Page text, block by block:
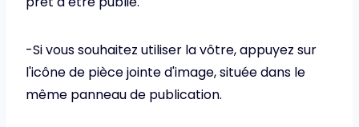
-Si vous souhaitez utiliser la vôtre, appuyez sur
l'icône de pièce jointe d'image, située dans le
même panneau de publication.